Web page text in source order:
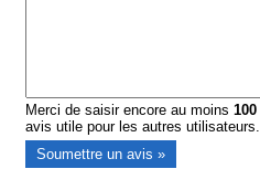
Merci de saisir encore au moins100
avis utile pour les autres utilisateurs.